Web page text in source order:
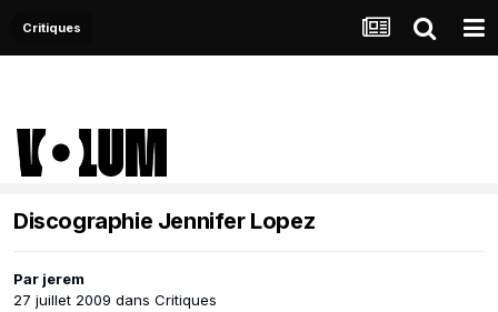
Critiques
Discographie Jennifer Lopez
Par jerem
27 juillet 2009 dans Critiques